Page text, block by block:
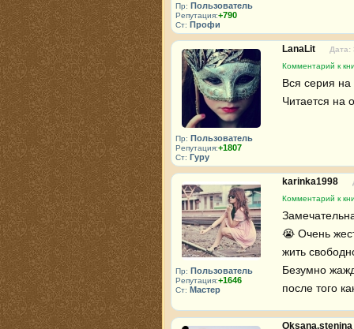
Пр: Пользователь
Репутация:+790
Ст: Профи
Пр: Пользователь
Репутация:+1807
Ст: Гуру
LanaLit
Дата:
Комментарий к
Вся серия на
Читается на
Пр: Пользователь
Репутация:+1646
Ст: Мастер
karinka1998
Комментарий к
😭 Очень
жить
Безумно
после того
Oksana.stenina